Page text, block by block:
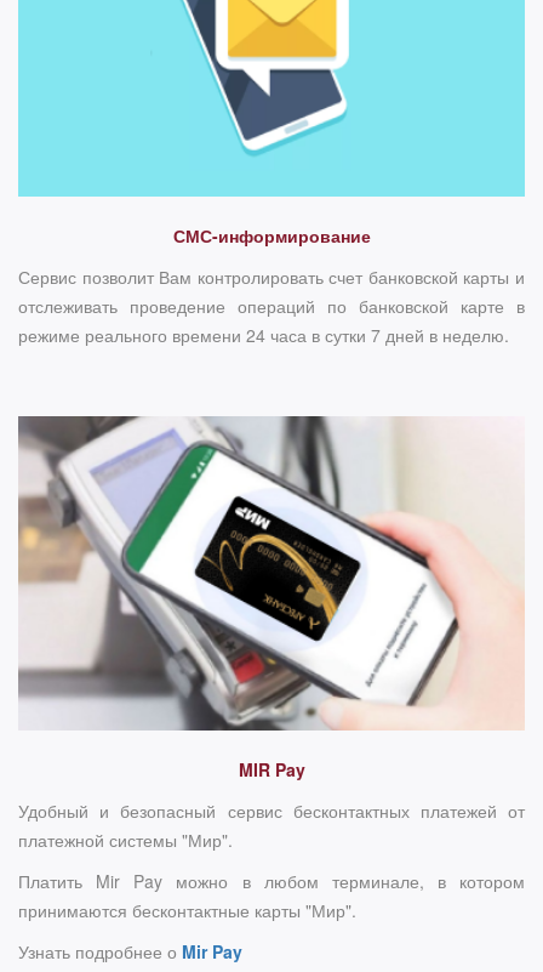
СМС-информирование
Сервис позволит Вам контролировать счет банковской карты и
отслеживать проведение операций по банковской карте в
режиме реального времени 24 часа в сутки 7 дней в неделю.
MIR Pay
Удобный и безопасный сервис бесконтактных платежей от
платежной системы "Мир".
Платить Mir Pay можно в любом терминале, в котором
принимаются бесконтактные карты "Мир".
Узнать подробнее о Mir Pay